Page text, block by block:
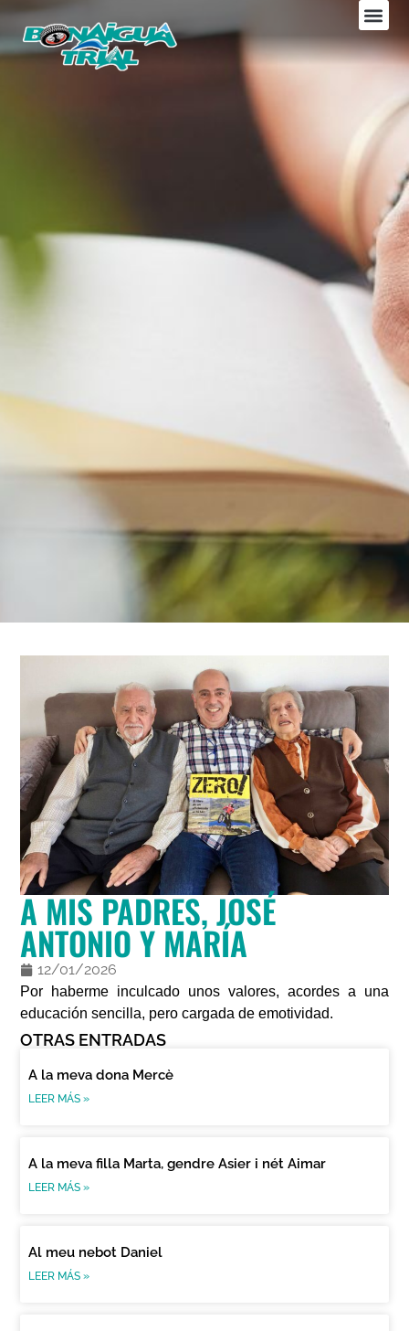
A MIS PADRES, JOSÉ
ANTONIO Y MARÍA
12/01/2026
Por haberme inculcado unos valores, acordes a una
educación sencilla, pero cargada de emotividad.
OTRAS ENTRADAS
A la meva dona Mercè
LEER MÁS »
A la meva filla Marta, gendre Asier i nét Aimar
LEER MÁS »
Al meu nebot Daniel
LEER MÁS »